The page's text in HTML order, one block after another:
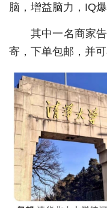
健康
悠游
相亲
汽车
房产
消费
创意
文化
脑，增益脑力，IQ
其中一名商家
寄，下单包邮，并